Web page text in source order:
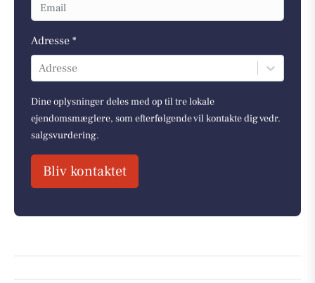
Adresse *
Adresse
Dine oplysninger deles med op til tre lokale
ejendomsmæglere, som efterfølgende vil kontakte dig vedr.
salgsvurdering.
Bliv kontaktet